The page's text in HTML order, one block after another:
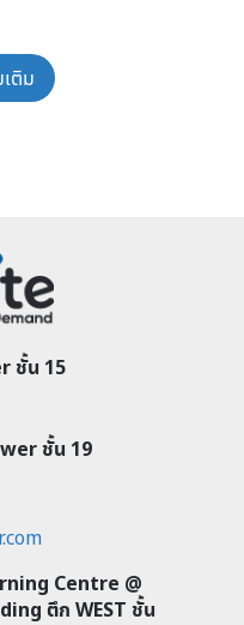
ติม
ชั้น 15
ชั้น 19
Centre @
ตึก WEST ชั้น